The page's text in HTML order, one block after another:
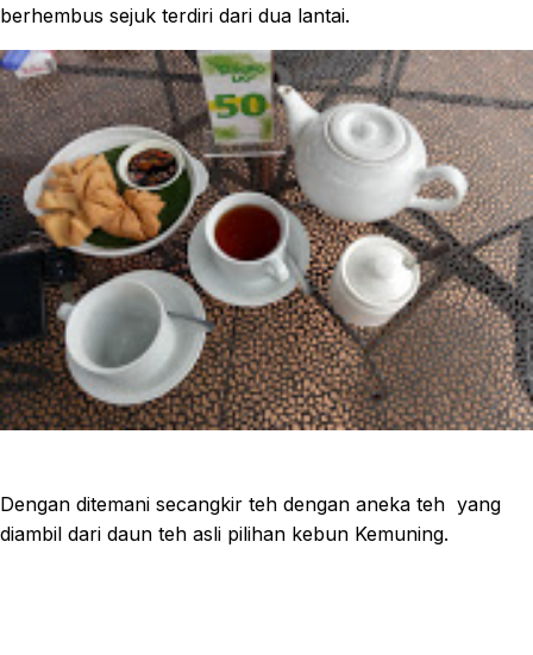
berhembus sejuk terdiri dari dua lantai.
Dengan ditemani secangkir teh dengan aneka teh yang
diambil dari daun teh asli pilihan kebun Kemuning.